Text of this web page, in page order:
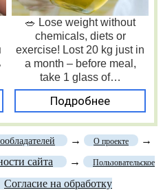
🥗 Lose weight without
chemicals, diets or
exercise! Lost 20 kg just in
a month – before meal,
take 1 glass of…
Подробнее
→ О проекте
→
сайта
→ Пользовательское
Согласие на обработку